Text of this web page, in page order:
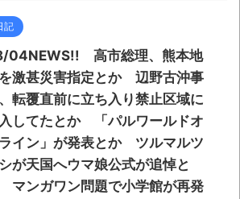
記
04NEWS!! 高市総理、熊本地
激甚災害指定とか 辺野古沖事
転覆直前に立ち入り禁止区域に
してたとか 「パルワールドオ
イン」が発表とか ツルマルツ
が天国へウマ娘公式が追悼と
マンガワン問題で小学館が再発